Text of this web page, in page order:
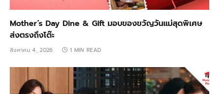
Mother’s Day Dine & Gift มอบของขวัญวันแม่สุดพิเศษ
ส่งตรงถึงโต๊ะ
สิงหาคม 4, 2026 1 MIN READ